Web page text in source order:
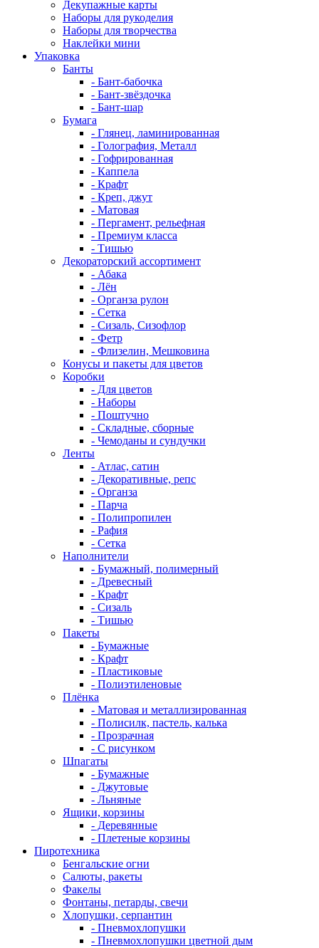
Декупажные карты
Наборы для рукоделия
Наборы для творчества
Наклейки мини
Упаковка
Банты
- Бант-бабочка
- Бант-звёздочка
- Бант-шар
Бумага
- Глянец, ламинированная
- Голография, Металл
- Гофрированная
- Каппела
- Крафт
- Креп, джут
- Матовая
- Пергамент, рельефная
- Премиум класса
- Тишью
Декораторский ассортимент
- Абака
- Лён
- Органза рулон
- Сетка
- Сизаль, Сизофлор
- Фетр
- Флизелин, Мешковина
Конусы и пакеты для цветов
Коробки
- Для цветов
- Наборы
- Поштучно
- Складные, сборные
- Чемоданы и сундучки
Ленты
- Атлас, сатин
- Декоративные, репс
- Органза
- Парча
- Полипропилен
- Рафия
- Сетка
Наполнители
- Бумажный, полимерный
- Древесный
- Крафт
- Сизаль
- Тишью
Пакеты
- Бумажные
- Крафт
- Пластиковые
- Полиэтиленовые
Плёнка
- Матовая и металлизированная
- Полисилк, пастель, калька
- Прозрачная
- С рисунком
Шпагаты
- Бумажные
- Джутовые
- Льняные
Ящики, корзины
- Деревянные
- Плетеные корзины
Пиротехника
Бенгальские огни
Салюты, ракеты
Факелы
Фонтаны, петарды, свечи
Хлопушки, серпантин
- Пневмохлопушки
- Пневмохлопушки цветной дым